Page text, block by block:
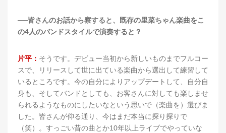
──皆さんのお話から察すると、既存の里菜ちゃん楽曲をこ
の4人のバンドスタイルで演奏すると？
片平： そうです。デビュー当初から新しいものまでフルコー
スで、リリースして世に出ている楽曲から選出して練習して
いるところです。今の自分によりアップデートして、自分自
身も、そしてバンドとしても、お客さんに対しても楽しませ
られるようなものにしたいなという思いで（楽曲を）選びま
した。皆さんが仰る通り、今はまだ本当に探り探りで
（笑）。すっごい昔の曲とか10年以上ライブでやっていな